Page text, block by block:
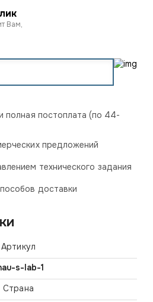
Вам,
полная постоплата (по 44-
предложений
технического задания
доставки
Артикул
s-lab-1
Страна